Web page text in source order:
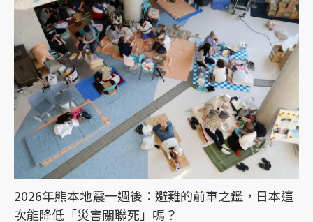
2026年熊本地震一週後：避難的前車之鑑，日本這
次能降低「災害關聯死」嗎？